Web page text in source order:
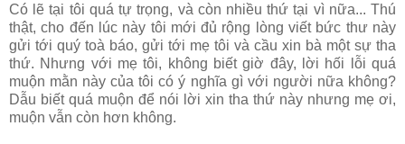
Có lẽ tại tôi quá tự trọng, và còn nhiều thứ tại vì nữa... Thú
thật, cho đến lúc này tôi mới đủ rộng lòng viết bức thư này
gửi tới quý toà báo, gửi tới mẹ tôi và cầu xin bà một sự tha
thứ. Nhưng với mẹ tôi, không biết giờ đây, lời hối lỗi quá
muộn mằn này của tôi có ý nghĩa gì với người nữa không?
Dẫu biết quá muộn để nói lời xin tha thứ này nhưng mẹ ơi,
muộn vẫn còn hơn không.